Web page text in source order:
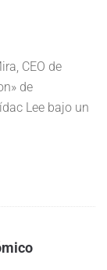
CEO de
de
Lee bajo un